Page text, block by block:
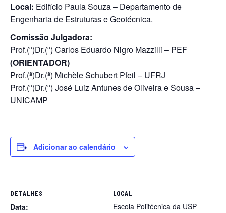
Local: Edifício Paula Souza – Departamento de
Engenharia de Estruturas e Geotécnica.
Comissão Julgadora:
Prof.(ª)Dr.(ª) Carlos Eduardo Nigro Mazzilli – PEF
(ORIENTADOR)
Prof.(ª)Dr.(ª) Michèle Schubert Pfeil – UFRJ
Prof.(ª)Dr.(ª) José Luiz Antunes de Oliveira e Sousa –
UNICAMP
Adicionar ao calendário
DETALHES
Data:
LOCAL
Escola Politécnica da USP